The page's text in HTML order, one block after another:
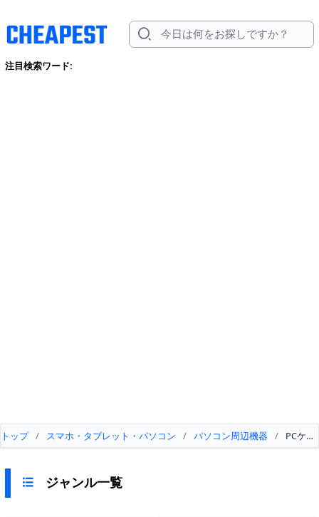
注目検索ワード:
トップ / スマホ・タブレット・パソコン / パソコン周辺機器 / PCケ
ジャンル一覧